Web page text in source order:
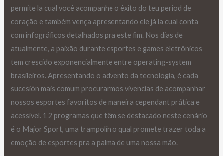
permite la cual você acompanhe o êxito do teu period de
coração e também vença apresentando ele já la cual conta
com infográficos detalhados pra este fim. Nos dias de
atualmente, a paixão durante esportes e games eletrônicos
tem crescido exponencialmente entre operating-system
brasileiros. Apresentando o advento da tecnologia, é cada
sucesión mais comum procurarmos vivencias de acompanhar
nossos esportes favoritos de maneira cependant prática e
acessível. 1 2 programas que têm se destacado neste cenário
é o Major Sport, uma trampolín o qual promete trazer toda a
emoção de esportes pra a palma de uma nossa mão.